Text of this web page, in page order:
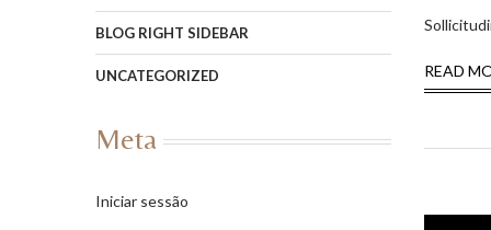
READ
BLOG RIGHT SIDEBAR
UNCATEGORIZED
Meta
Iniciar sessão